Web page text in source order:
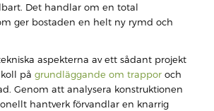
Det handlar om en total
ger bostaden en helt ny rymd och
aspekterna av ett sådant projekt
på grundläggande om trapporoch
Genom att analysera konstruktionen
hantverk förvandlar en knarrig